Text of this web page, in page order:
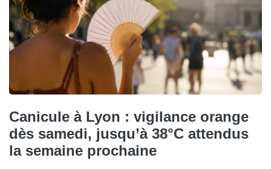
Canicule à Lyon : vigilance orange
dès samedi, jusqu’à 38°C attendus
la semaine prochaine